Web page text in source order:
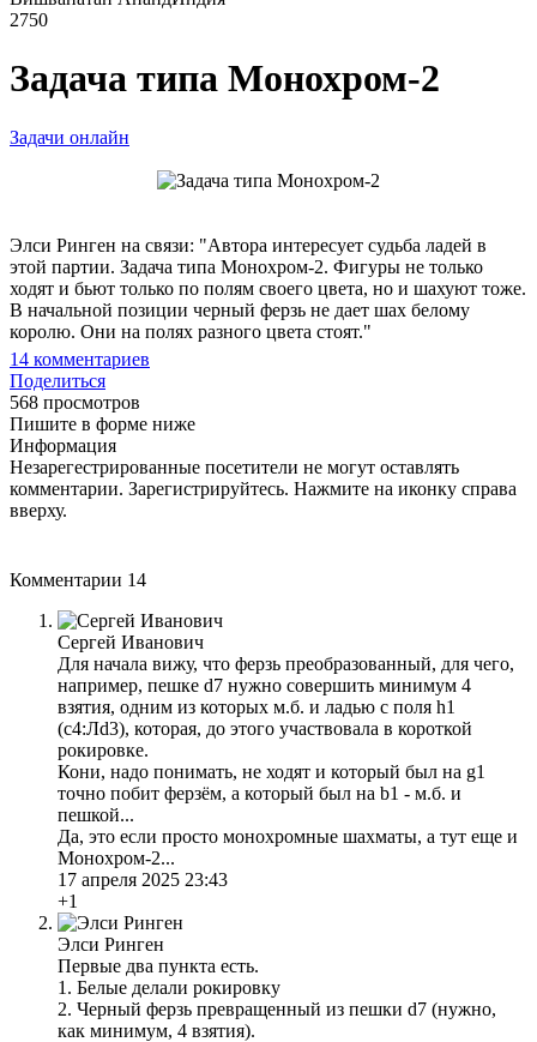
2750
Задача типа Монохром-2
Задачи онлайн
Элси Ринген на связи: "Автора интересует судьба ладей в
этой партии. Задача типа Монохром-2. Фигуры не только
ходят и бьют только по полям своего цвета, но и шахуют тоже.
В начальной позиции черный ферзь не дает шах белому
королю. Они на полях разного цвета стоят."
14 комментариев
Поделиться
568 просмотров
Пишите в форме ниже
Информация
Незарегестрированные посетители не могут оставлять
комментарии. Зарегистрируйтесь. Нажмите на иконку справа
вверху.
Комментарии 14
Сергей Иванович
Для начала вижу, что ферзь преобразованный, для чего,
например, пешке d7 нужно совершить минимум 4
взятия, одним из которых м.б. и ладью с поля h1
(c4:Лd3), которая, до этого участвовала в короткой
рокировке.
Кони, надо понимать, не ходят и который был на g1
точно побит ферзём, а который был на b1 - м.б. и
пешкой...
Да, это если просто монохромные шахматы, а тут еще и
Монохром-2...
17 апреля 2025 23:43
+1
Элси Ринген
Первые два пункта есть.
1. Белые делали рокировку
2. Черный ферзь превращенный из пешки d7 (нужно,
как минимум, 4 взятия).